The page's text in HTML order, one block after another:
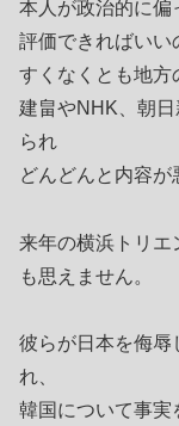
本人が政治的に偏
評価できればいい
すくなくとも地方
建畠やNHK、朝
られ
どんどんと内容が
来年の横浜トリエ
も思えません。
彼らが日本を侮辱
れ、
韓国について事実